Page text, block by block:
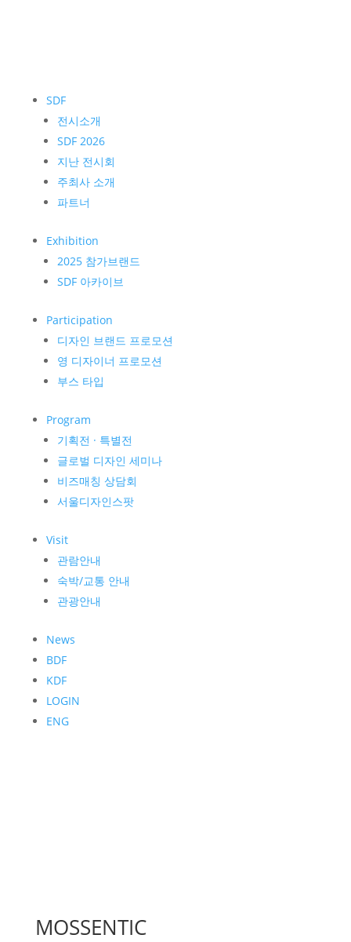
SDF
전시소개
SDF 2026
지난 전시회
주최사 소개
파트너
Exhibition
2025 참가브랜드
SDF 아카이브
Participation
디자인 브랜드 프로모션
영 디자이너 프로모션
부스 타입
Program
기획전 · 특별전
글로벌 디자인 세미나
비즈매칭 상담회
서울디자인스팟
Visit
관람안내
숙박/교통 안내
관광안내
News
BDF
KDF
LOGIN
ENG
MOSSENTIC